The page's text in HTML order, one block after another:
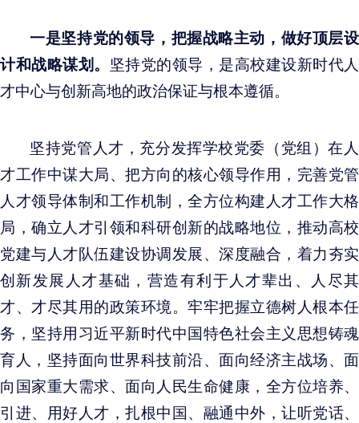
一是坚持党的领导，把握战略主动，做好顶层设
计和战略谋划。 坚持党的领导，是高校建设新时代人
才中心与创新高地的政治保证与根本遵循。
坚持党管人才，充分发挥学校党委（党组）在人
才工作中谋大局、把方向的核心领导作用，完善党管
人才领导体制和工作机制，全方位构建人才工作大格
局，确立人才引领和科研创新的战略地位，推动高校
党建与人才队伍建设协调发展、深度融合，着力夯实
创新发展人才基础，营造有利于人才辈出、人尽其
才、才尽其用的政策环境。牢牢把握立德树人根本任
务，坚持用习近平新时代中国特色社会主义思想铸魂
育人，坚持面向世界科技前沿、面向经济主战场、面
向国家重大需求、面向人民生命健康，全方位培养、
引进、用好人才，扎根中国、融通中外，让听党话、